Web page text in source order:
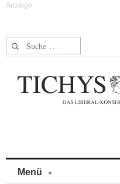
Suche nach:
Menü